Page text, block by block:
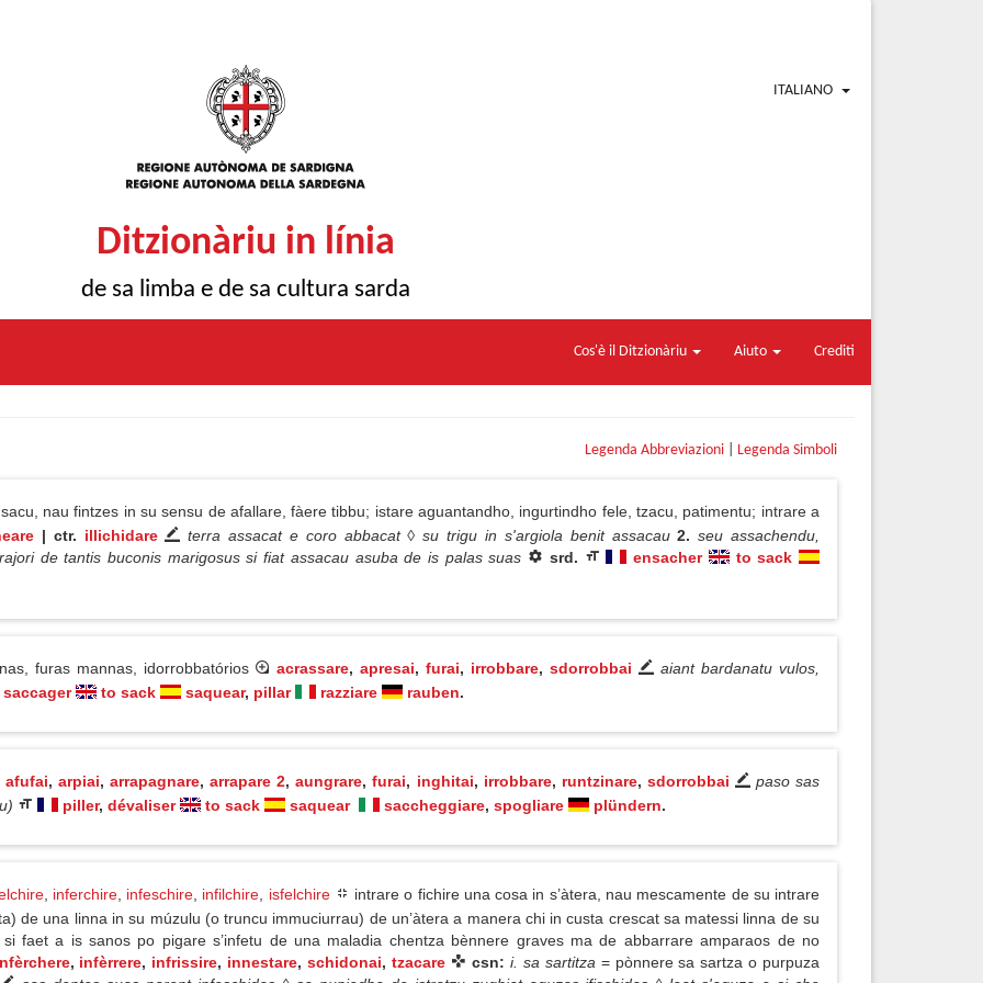
ITALIANO
Ditzionàriu in línia
de sa limba e de sa cultura sarda
Cos'è il Ditzionàriu Aiuto Crediti
Legenda Abbreviazioni Legenda Simboli
nau fintzes in su sensu de afallare, fàere tibbu; istare aguantandho, ingurtindho fele, tzacu, patimentu; intrare a
| ctr. illichidare terra assacat e coro abbacat ◊ su trigu in s'argiola benit assacau2.seu assachendu,
de tantis buconis marigosus si fiat assacau asuba de is palas suas
srd. ensacher
to sack
furas mannas, idorrobbatórios acrassare,apresai,furai, irrobbare,sdorrobbai
aiant bardanatu vulos,
saccager to sack saquear, pillar razziare rauben.
afufai, arpiai,arrapagnare,arrapare 2,aungrare,furai, inghitai, irrobbare, runtzinare, sdorrobbai
paso sas
piller, dévaliser to sack saquear saccheggiare, spogliare plündern.
, inferchire, infeschire infilchire isfelchire
intrare o fichire una cosa in s’àtera, nau mescamente de su intrare
de una linna in su múzulu (o truncu immuciurrau) de un’àtera a manera chi in custa crescat sa matessi linna de su
faet a is sanos po pigare s’infetu de una maladia chentza bènnere graves ma de abbarrare amparaos de no
, infèrrere, infrissire, innestare,schidonai,tzacare csn: i. sa sartitza = pònnere sa sartza o purpuza